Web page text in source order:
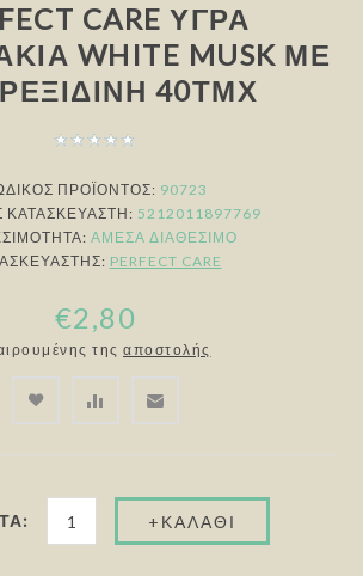
CARE ΥΓΡΆ
WHITE MUSK ΜΕ
40ΤΜΧ
ΠΡΟΪΟΝΤΟΣ: 90723
ΚΑΤΑΣΚΕΥΑΣΤΉ: 5212011897769
ΆΜΕΣΑ ΔΙΑΘΈΣΙΜΟ
PERFECT CARE
€2,80
της αποστολής